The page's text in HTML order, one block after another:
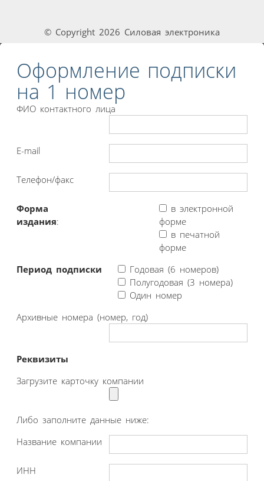
© Copyright 2026 Силовая электроника
Оформление подписки
на 1 номер
ФИО контактного лица
E-mail
Телефон/факс
Форма
издания:
в электронной
форме
в печатной
форме
Период подписки
Годовая (6 номеров)
Полугодовая (3 номера)
Один номер
Архивные номера (номер, год)
Реквизиты
Загрузите карточку компании
Либо заполните данные ниже:
Название компании
ИНН